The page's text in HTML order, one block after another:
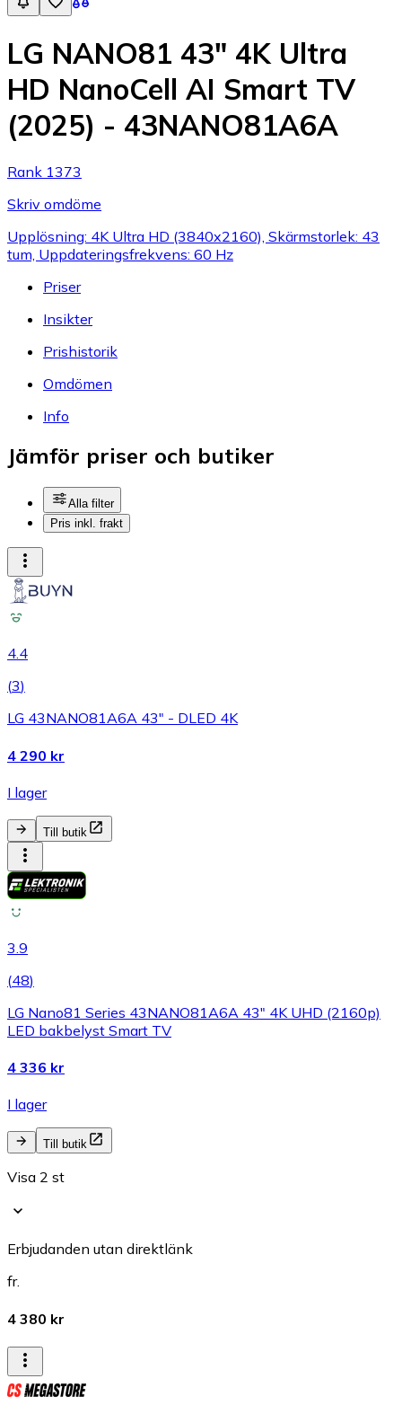
LG NANO81 43" 4K Ultra
HD NanoCell AI Smart TV
(2025) - 43NANO81A6A
Rank 1373
Skriv omdöme
Upplösning: 4K Ultra HD (3840x2160), Skärmstorlek: 43
tum, Uppdateringsfrekvens: 60 Hz
Priser
Insikter
Prishistorik
Omdömen
Info
Jämför priser och butiker
Alla filter
Pris inkl. frakt
4.4
(3)
LG 43NANO81A6A 43" - DLED 4K
4 290 kr
I lager
Till butik
3.9
(48)
LG Nano81 Series 43NANO81A6A 43" 4K UHD (2160p)
LED bakbelyst Smart TV
4 336 kr
I lager
Till butik
Visa 2 st
Erbjudanden utan direktlänk
fr.
4 380 kr